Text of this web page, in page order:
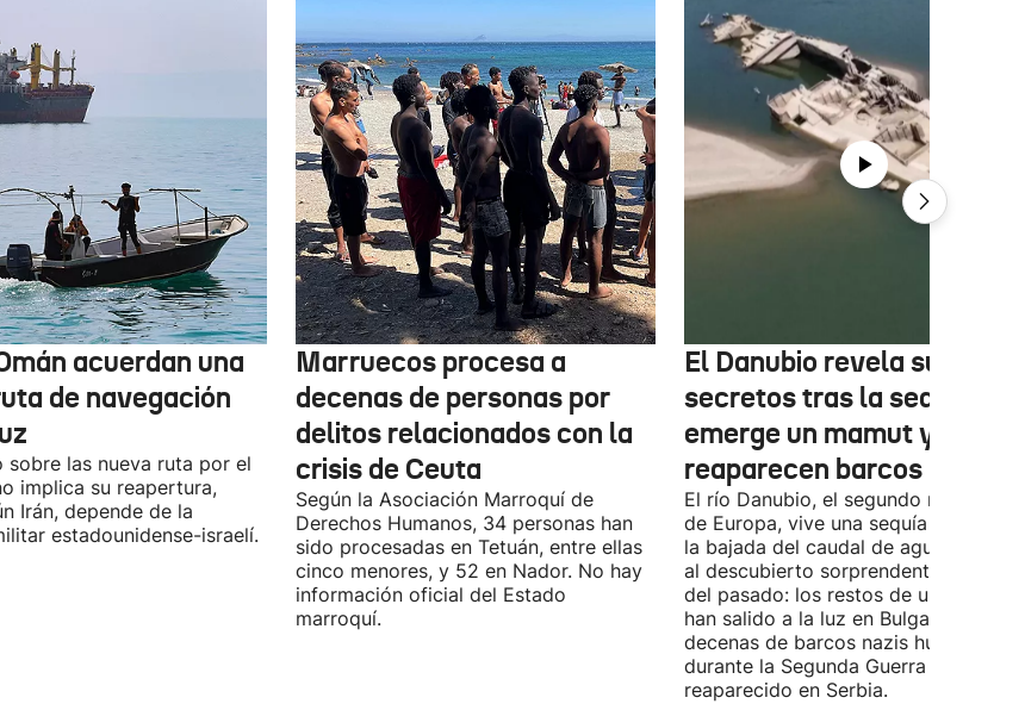
acuerdan una
de navegación
sobre las nueva ruta por el
implica su reapertura,
Irán, depende de la
estadounidense-israelí.
Marruecos procesa a
decenas de personas por
delitos relacionados con la
crisis de Ceuta
Según la Asociación Marroquí de
Derechos Humanos, 34 personas han
sido procesadas en Tetuán, entre ellas
cinco menores, y 52 en Nador. No hay
información oficial del Estado
marroquí.
El Danubio revela sus
secretos tras la sequía:
emerge un mamut y
reaparecen barcos nazis
El río Danubio, el segundo más largo
de Europa, vive una sequía histórica
la bajada del caudal de agua ha
al descubierto sorprendentes
del pasado: los restos de un mamut
han salido a la luz en Bulgaria y
decenas de barcos nazis hundidos
durante la Segunda Guerra Mundial
reaparecido en Serbia.